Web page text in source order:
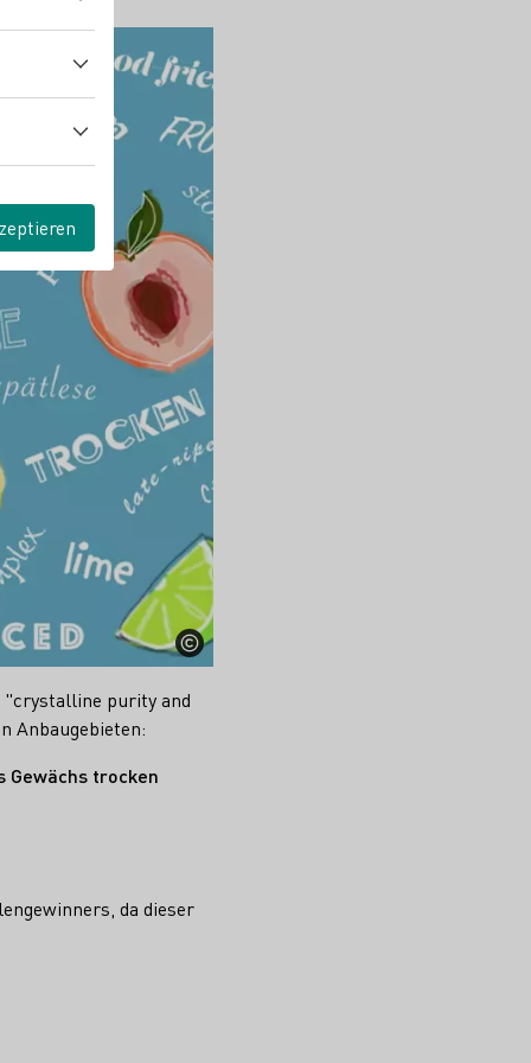
"crystalline purity and
Anbaugebieten:
Gewächs trocken
da dieser